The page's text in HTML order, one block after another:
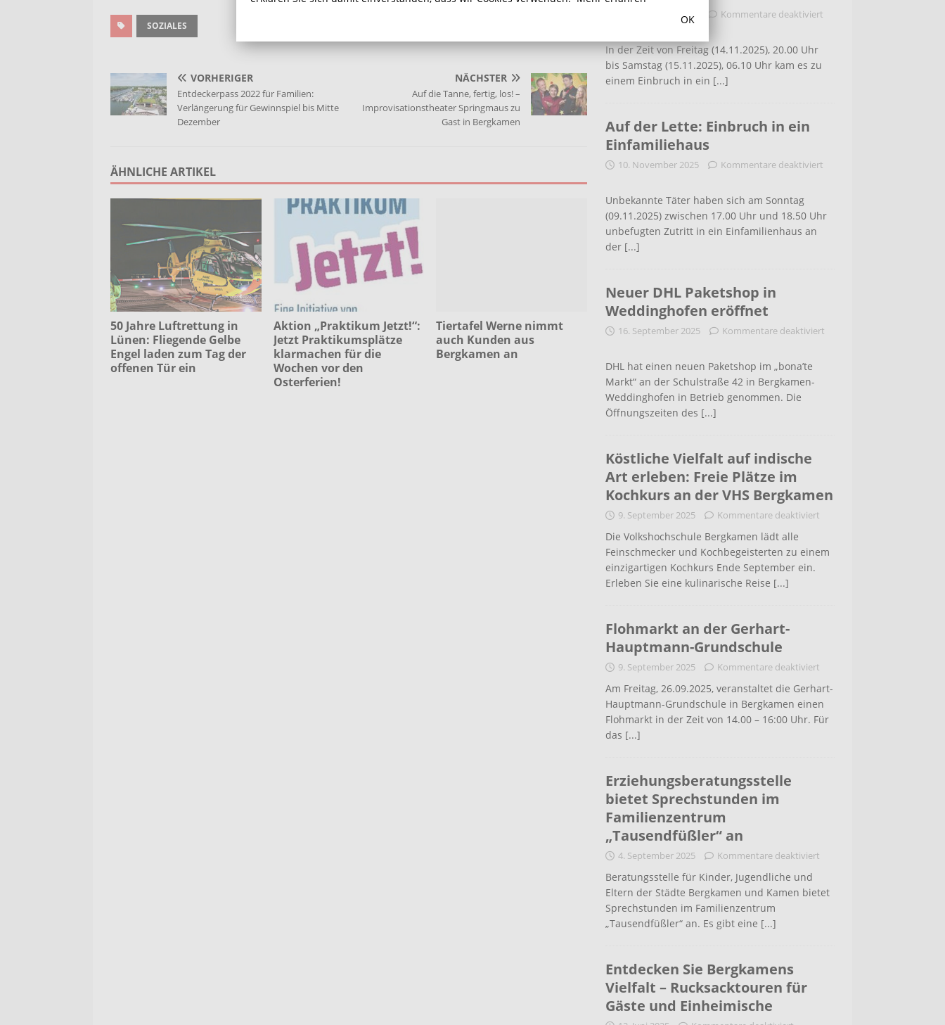
SOZIALES
VORHERIGER
Entdeckerpass 2022 für Familien:
Verlängerung für Gewinnspiel bis Mitte
Dezember
NÄCHSTER
Auf die Tanne, fertig, los! –
Improvisationstheater Springmaus zu
Gast in Bergkamen
ÄHNLICHE ARTIKEL
50 Jahre Luftrettung in
Lünen: Fliegende Gelbe
Engel laden zum Tag der
offenen Tür ein
Aktion „Praktikum Jetzt!“:
Jetzt Praktikumsplätze
klarmachen für die
Wochen vor den
Osterferien!
Tiertafel Werne nimmt
auch Kunden aus
Bergkamen an
16. November 2025 Kommentare deaktiviert
In der Zeit von Freitag (14.11.2025), 20.00 Uhr
bis Samstag (15.11.2025), 06.10 Uhr kam es zu
einem Einbruch in ein [...]
Auf der Lette: Einbruch in ein
Einfamiliehaus
10. November 2025 Kommentare deaktiviert
Unbekannte Täter haben sich am Sonntag
(09.11.2025) zwischen 17.00 Uhr und 18.50 Uhr
unbefugten Zutritt in ein Einfamilienhaus an
der [...]
Neuer DHL Paketshop in
Weddinghofen eröffnet
16. September 2025 Kommentare deaktiviert
DHL hat einen neuen Paketshop im „bona’te
Markt“ an der Schulstraße 42 in Bergkamen-
Weddinghofen in Betrieb genommen. Die
Öffnungszeiten des [...]
Köstliche Vielfalt auf indische
Art erleben: Freie Plätze im
Kochkurs an der VHS Bergkamen
9. September 2025 Kommentare deaktiviert
Die Volkshochschule Bergkamen lädt alle
Feinschmecker und Kochbegeisterten zu einem
einzigartigen Kochkurs Ende September ein.
Erleben Sie eine kulinarische Reise [...]
Flohmarkt an der Gerhart-
Hauptmann-Grundschule
9. September 2025 Kommentare deaktiviert
Am Freitag, 26.09.2025, veranstaltet die Gerhart-
Hauptmann-Grundschule in Bergkamen einen
Flohmarkt in der Zeit von 14.00 – 16:00 Uhr. Für
das [...]
Erziehungsberatungsstelle
bietet Sprechstunden im
Familienzentrum
„Tausendfüßler“ an
4. September 2025 Kommentare deaktiviert
Beratungsstelle für Kinder, Jugendliche und
Eltern der Städte Bergkamen und Kamen bietet
Sprechstunden im Familienzentrum
„Tausendfüßler“ an. Es gibt eine [...]
Entdecken Sie Bergkamens
Vielfalt – Rucksacktouren für
Gäste und Einheimische
OK